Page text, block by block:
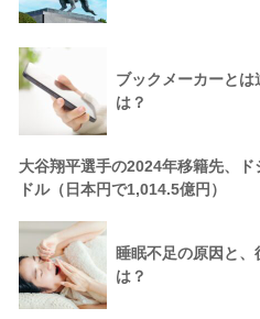
ブックメーカーと
は？
大谷翔平選手の2024年移籍先、
ドル（日本円で1,014.5億円）
睡眠不足の原因と
は？